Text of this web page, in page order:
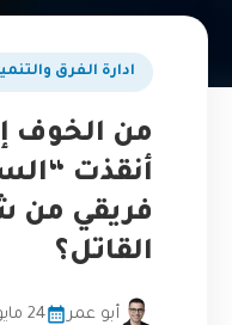
ادارة الفرق
من الخوف
أنقذت
فريقي من
القاتل؟
أبو عمر 24 مايو، 2026